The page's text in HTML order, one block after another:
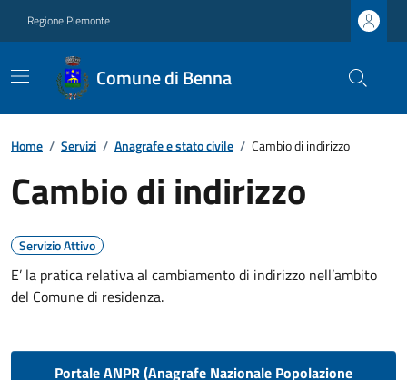
Regione Piemonte
Comune di Benna
Home / Servizi / Anagrafe e stato civile / Cambio di indirizzo
Cambio di indirizzo
Servizio Attivo
E’ la pratica relativa al cambiamento di indirizzo nell’ambito
del Comune di residenza.
Portale ANPR (Anagrafe Nazionale Popolazione